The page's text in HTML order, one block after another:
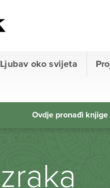
Ljubav oko svijeta
Ovdje pronađi